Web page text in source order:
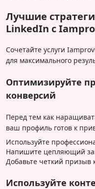
Лучшие
LinkedIn с
Сочетайте услуги
для максимального
Оптимизируйте
конверсий
Перед тем как
ваш профиль готов к
Используйте
Напишите цепляющий
Добавьте четкий призыв
Используйте